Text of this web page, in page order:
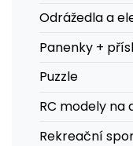
Odrážedla a
Panenky +
Puzzle
RC modely na
Rekreační